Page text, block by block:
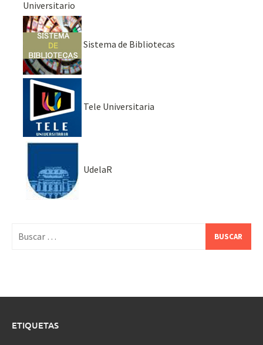
Universitario
Sistema de Bibliotecas
Tele Universitaria
UdelaR
ETIQUETAS